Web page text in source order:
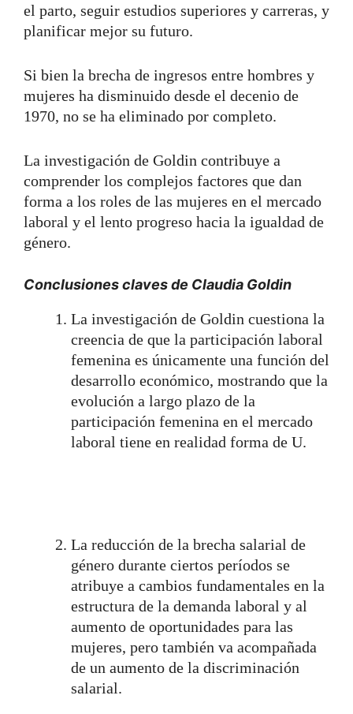
el parto, seguir estudios superiores y carreras, y
planificar mejor su futuro.
Si bien la brecha de ingresos entre hombres y
mujeres ha disminuido desde el decenio de
1970, no se ha eliminado por completo.
La investigación de Goldin contribuye a
comprender los complejos factores que dan
forma a los roles de las mujeres en el mercado
laboral y el lento progreso hacia la igualdad de
género.
Conclusiones claves de Claudia Goldin
La investigación de Goldin cuestiona la
creencia de que la participación laboral
femenina es únicamente una función del
desarrollo económico, mostrando que la
evolución a largo plazo de la
participación femenina en el mercado
laboral tiene en realidad forma de U.
La reducción de la brecha salarial de
género durante ciertos períodos se
atribuye a cambios fundamentales en la
estructura de la demanda laboral y al
aumento de oportunidades para las
mujeres, pero también va acompañada
de un aumento de la discriminación
salarial.